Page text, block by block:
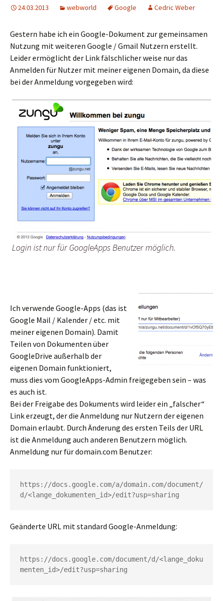
24.03.2013 webworld Google Cedric Weber
Gestern habe ich ein Google-Dokument zur gemeinsamen
Nutzung mit weiteren Google / Gmail Nutzern erstellt.
Leider ermöglicht der Link fälschlicher weise nur das
Anmelden für Nutzer mit meiner eigenen Domain, da diese
bei der Anmeldung vorgegeben wird:
Login ist nur für GoogleApps Benutzer möglich.
Ich verwende Google-Apps (das ist
Google Mail / Kalender / etc. mit
meiner eigenen Domain). Damit
Teilen von Dokumenten über
GoogleDrive außerhalb der
eigenen Domain funktioniert,
muss dies vom GoogleApps-Admin freigegeben sein – was
es auch ist.
Bei der Freigabe des Dokuments wird leider ein „falscher“
Link erzeugt, der die Anmeldung nur Nutzern der eigenen
Domain erlaubt. Durch Änderung des ersten Teils der URL
ist die Anmeldung auch anderen Benutzern möglich.
Anmeldung nur für domain.com Benutzer:
https://docs.google.com/a/domain.com/document/
d/<lange_dokumenten_id>/edit?usp=sharing
Geänderte URL mit standard Google-Anmeldung:
https://docs.google.com/document/d/<lange_doku
menten_id>/edit?usp=sharing